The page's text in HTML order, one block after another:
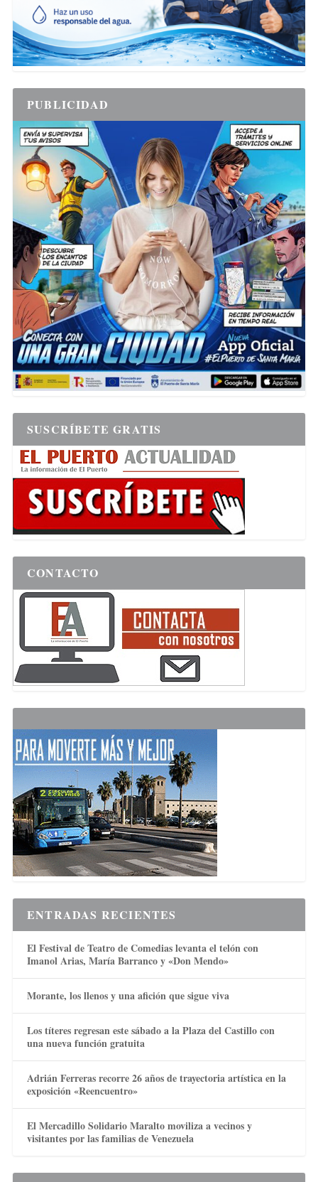
PUBLICIDAD
SUSCRÍBETE GRATIS
CONTACTO
ENTRADAS RECIENTES
El Festival de Teatro de Comedias levanta el telón con
Imanol Arias, María Barranco y «Don Mendo»
Morante, los llenos y una afición que sigue viva
Los títeres regresan este sábado a la Plaza del Castillo con
una nueva función gratuita
Adrián Ferreras recorre 26 años de trayectoria artística en la
exposición «Reencuentro»
El Mercadillo Solidario Maralto moviliza a vecinos y
visitantes por las familias de Venezuela